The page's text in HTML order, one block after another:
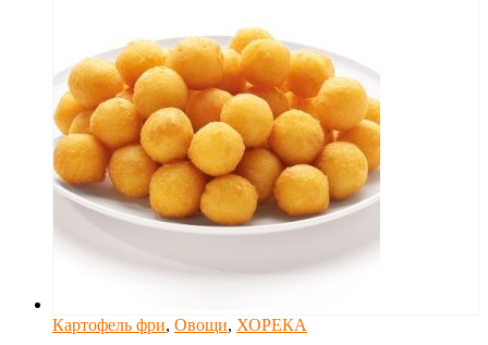
Картофель фри, Овощи, ХОРЕКА